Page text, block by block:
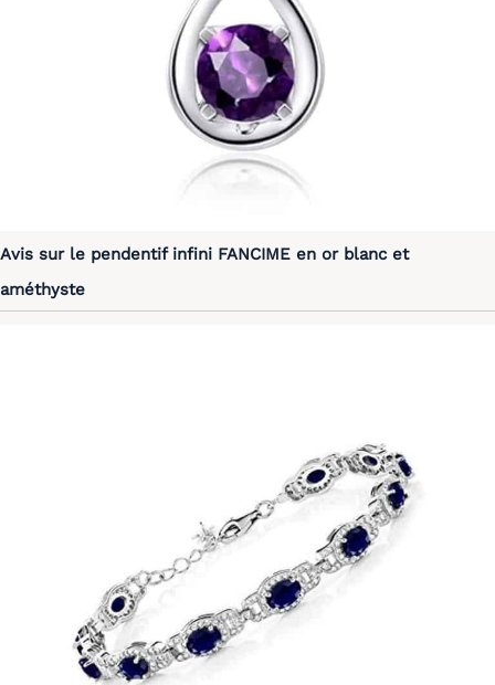
Avis sur le pendentif infini FANCIME en or blanc et
améthyste